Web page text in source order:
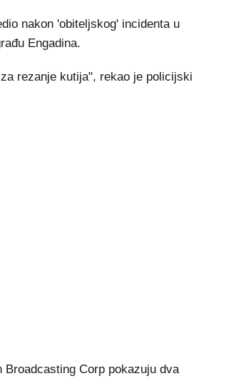
nakon 'obiteljskog' incidenta u
Engadina.
rezanje kutija", rekao je policijski
Corp pokazuju dva